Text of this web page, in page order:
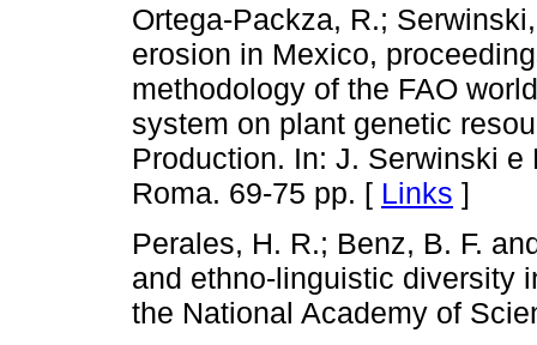
Ortega-Packza, R.;
erosion in Mexico,
methodology of the FAO
system on plant genetic
Production. In: J. Serwinski
Roma. 69-75 pp. [ Links ]
Perales, H. R.; Benz, B. F.
and ethno-linguistic diversity
the National Academy of